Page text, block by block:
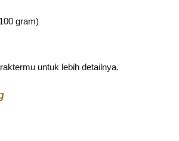
gram)
untuk lebih detailnya.